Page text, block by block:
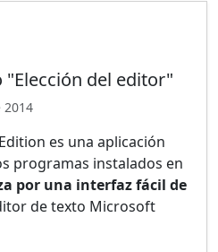
"Elección del editor"
es una aplicación
programas instalados en
por una interfaz fácil de
de texto Microsoft